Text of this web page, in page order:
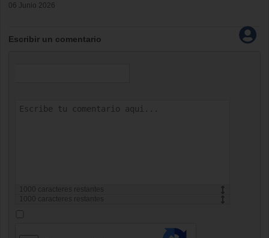
06 Junio 2026
Escribir un comentario
caracteres restantes
caracteres restantes